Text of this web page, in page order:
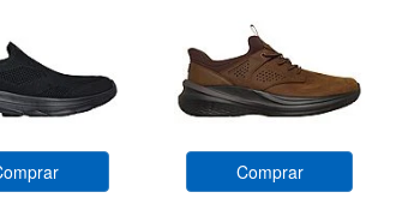
Comprar